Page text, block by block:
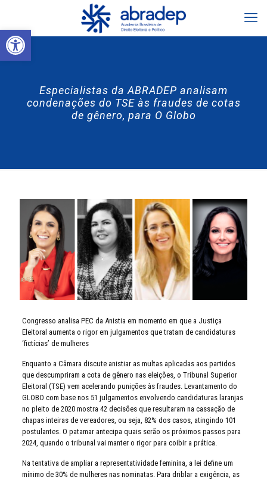
Abrir a barra de ferramentas
Especialistas da ABRADEP analisam
condenações do TSE às fraudes de cotas
de gênero, para O Globo
Congresso analisa PEC da Anistia em momento em que a Justiça
Eleitoral aumenta o rigor em julgamentos que tratam de candidaturas
‘fictícias’ de mulheres
Enquanto a Câmara discute anistiar as multas aplicadas aos partidos
que descumpriram a cota de gênero nas eleições, o Tribunal Superior
Eleitoral (TSE) vem acelerando punições às fraudes. Levantamento do
GLOBO com base nos 51 julgamentos envolvendo candidaturas laranjas
no pleito de 2020 mostra 42 decisões que resultaram na cassação de
chapas inteiras de vereadores, ou seja, 82% dos casos, atingindo 101
postulantes. O patamar antecipa quais serão os próximos passos para
2024, quando o tribunal vai manter o rigor para coibir a prática.
Na tentativa de ampliar a representatividade feminina, a lei define um
mínimo de 30% de mulheres nas nominatas. Para driblar a exigência, as